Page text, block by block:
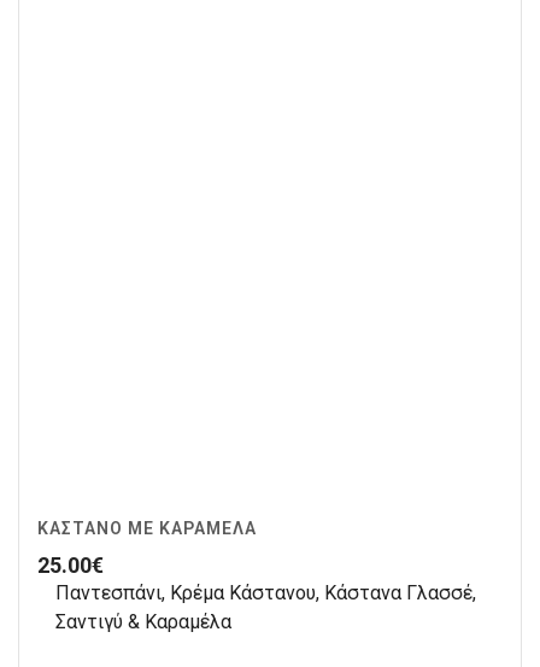
ΚΆΣΤΑΝΟ ΜΕ ΚΑΡΑΜΈΛΑ
25.00€
Παντεσπάνι, Κρέμα Κάστανου, Κάστανα Γλασσέ,
Σαντιγύ & Καραμέλα